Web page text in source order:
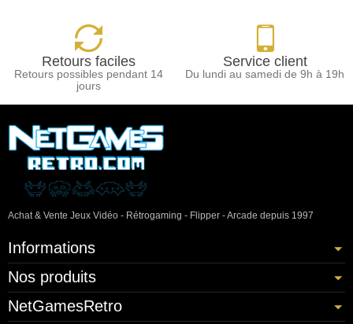
Retours faciles
Retours possibles pendant 14
jours
Service client
Du lundi au samedi de 9h à 19h
Achat & Vente Jeux Vidéo - Rétrogaming - Flipper - Arcade depuis 1997
Informations
Nos produits
NetGamesRetro